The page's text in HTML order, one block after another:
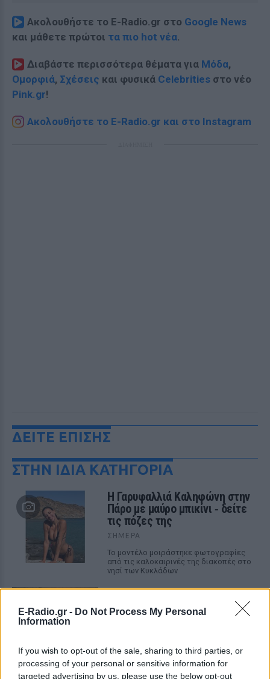
E-Radio.gr - Do Not Process My Personal
Information
If you wish to opt-out of the sale, sharing to third parties, or
processing of your personal or sensitive information for
targeted advertising by us, please use the below opt-out
Ακολουθήστε το E-Radio.gr στο Google News
και μάθετε πρώτοι τα πιο hot νέα.
Διαβάστε περισσότερα θέματα για Μόδα,
Ομορφιά, Σχέσεις και φυσικά Celebrities στο νέο
Pink.gr!
Ακολουθήστε το E-Radio.gr και στο Instagram
ΔΕΙΤΕ ΕΠΙΣΗΣ
ΣΤΗΝ ΙΔΙΑ ΚΑΤΗΓΟΡΙΑ
Η Γαρυφαλλιά Καληφώνη στην
Πάρο με μαύρο μπικίνι ‑ δείτε
τις πόζες της
ΣΉΜΕΡΑ
Το μοντέλο μοιράστηκε φωτογραφίες
από τις καλοκαιρινές της διακοπές στο
νησί των Κυκλάδων
Ιωάννα Τούνη: «Έβγαλα όλο το
βράδυ στο νοσοκομείο με ορούς
και αντιβιώσεις»
Η επιχειρηματίας έπαθε τροφική
δηλητηρίαση και μοιράστηκε με τους
followers της στο Instagram τις δύσκολες
ώρες που πέρασε.